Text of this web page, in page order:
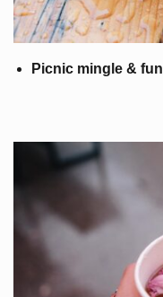
Picnic mingle & fun